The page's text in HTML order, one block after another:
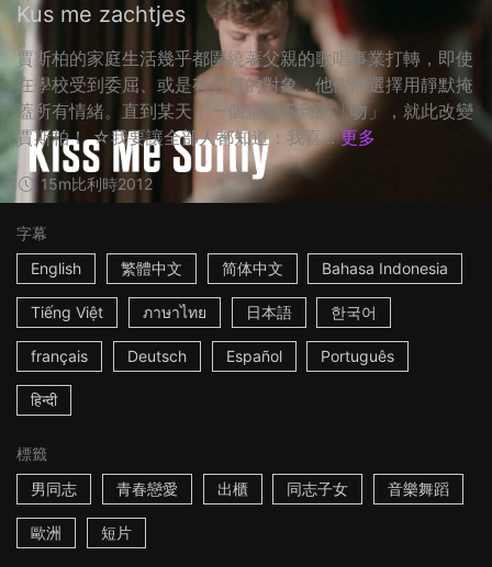
Kus me zachtjes
賈斯柏的家庭生活幾乎都圍繞著父親的歌唱事業打轉，即使
在學校受到委屈、或是有心儀的對象，他依然選擇用靜默掩
蓋所有情緒。直到某天，一個意想不到的「吻」，就此改變
賈斯柏！ ☆我要讓全部人都知道：我喜... 更多
15m比利時2012
字幕
English
繁體中文 简体中文 Bahasa Indonesia
Tiếng Việt ภาษาไทย 日本語 한국어
français Deutsch Español Português
हिन्दी
標籤
男同志
青春戀愛 出櫃 同志子女 音樂舞蹈
歐洲 短片